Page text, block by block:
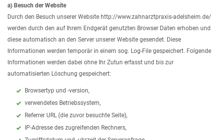
a) Besuch der Website
Durch den Besuch unserer Website http://www.zahnarztpraxis-adelsheim.de/
werden durch den auf Ihrem Endgerät genutzten Browser Daten erhoben und
diese automatisch an den Server unserer Website gesendet. Diese
Informationen werden temporär in einem sog. Log-File gespeichert. Folgende
Informationen werden dabei ohne Ihr Zutun erfasst und bis zur
automatisierten Löschung gespeichert:
Browsertyp und -version,
verwendetes Betriebssystem,
Referrer URL (die zuvor besuchte Seite),
IP-Adresse des zugreifenden Rechners,